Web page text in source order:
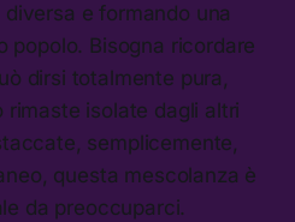
e formando una
popolo. Bisogna ricordare
dirsi totalmente pura,
isolate dagli altri
semplicemente,
questa mescolanza è
da preoccuparci.